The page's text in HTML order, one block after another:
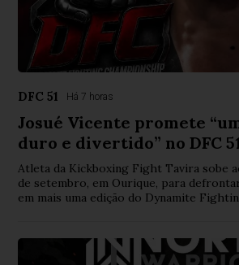
DFC 51 Há 7 horas
Josué Vicente promete
duro e divertido” no DFC
Atleta da Kickboxing Fight Tavira sobe
de setembro, em Ourique, para
em mais uma edição do Dynamite